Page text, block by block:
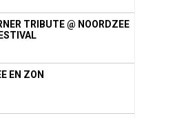
TRIBUTE @ NOORDZEE
EN ZON